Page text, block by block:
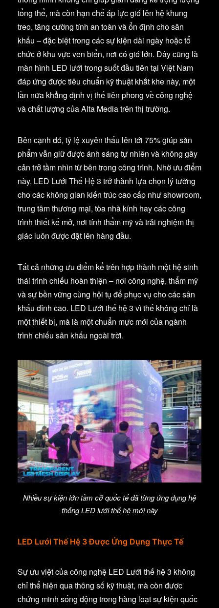
tổng thể, mà còn hạn chế áp lực gió lên hệ khung
treo, tăng cường tính an toàn và ổn định cho sân
khấu – đặc biệt trong các sự kiện dài ngày hoặc tổ
chức ở khu vực ven biển, nơi có gió lớn. Đây cũng là
màn hình LED lưới trong suốt đầu tiên tại Việt Nam
đáp ứng được tiêu chuẩn kỹ thuật khắt khe này, một
lần nữa khẳng định vị thế tiên phong về công nghệ
và chất lượng của Alta Media trên thị trường.
Bên cạnh đó, tỷ lệ xuyên thấu lên tới 75% giúp sản
phẩm vẫn giữ được ánh sáng tự nhiên và không gây
cản trở tầm nhìn từ bên trong công trình. Nhờ ưu điểm
này, LED Lưới Thế Hệ 3 trở thành lựa chọn lý tưởng
cho các không gian kiến trúc cao cấp như showroom,
trung tâm thương mại, tòa nhà kính hay các công
trình thiết kế mở, nơi tính thẩm mỹ và trải nghiệm thị
giác luôn được đặt lên hàng đầu.
Tất cả những ưu điểm kể trên hợp thành một hệ sinh
thái trình chiếu hoàn thiện – nơi công nghệ, thẩm mỹ
và sự bền vững cùng hội tụ để phục vụ cho các sân
khấu đỉnh cao. LED Lưới thế hệ 3 vì thế không chỉ là
một thiết bị, mà là một chuẩn mực mới của ngành
trình chiếu sân khấu ngoài trời.
Nhiều sự kiện lớn tầm cỡ quốc tế đã từng ứng dụng hệ
thống LED lưới thế hệ mới này
LED Lưới Thế Hệ 3 Được Ứng Dụng Thực Tế
Sự ưu việt của công nghệ LED Lưới thế hệ 3 không
chỉ thể hiện qua thông số kỹ thuật, mà còn được
chứng minh sống động trong hàng loạt sự kiện quốc